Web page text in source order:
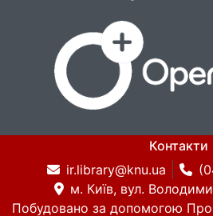
Контакти
ir.library@knu.ua
м. Київ, вул.
Побудовано за допомогою